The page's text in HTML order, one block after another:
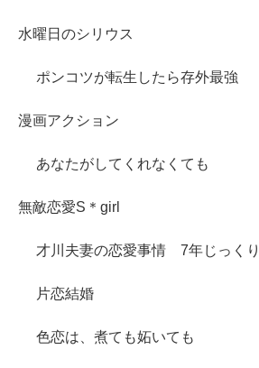
水曜日のシリウス
ポンコツが転生したら存外最強
漫画アクション
あなたがしてくれなくても
無敵恋愛S＊girl
才川夫妻の恋愛事情 7年じっく
片恋結婚
色恋は、煮ても妬いても